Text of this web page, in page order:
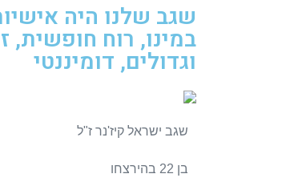
שגב שלנו היה
במינו, רוח
וגדולים, דומיננטי
שגב ישראל קיז'נר ז"ל
בן 22 בהירצחו